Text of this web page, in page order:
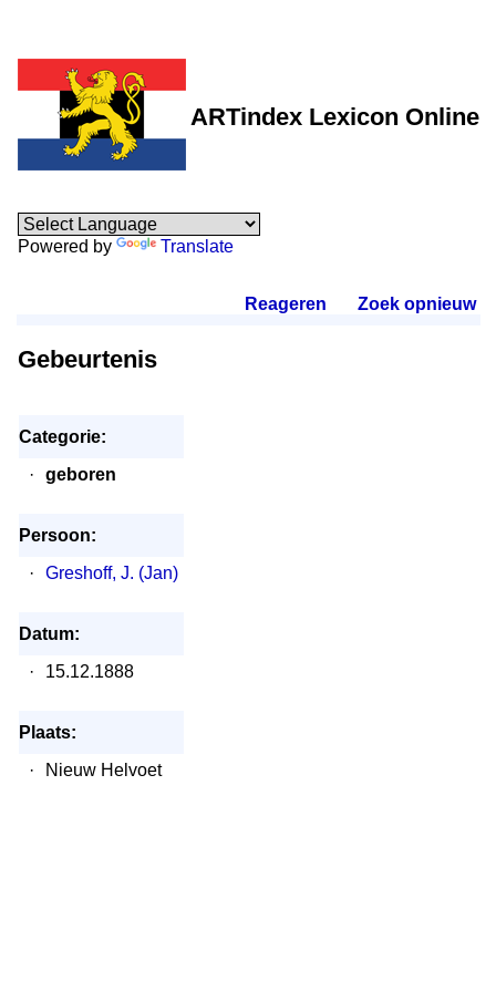
ARTindex Lexicon Online
Powered by Translate
Reageren Zoek opnieuw.
Gebeurtenis
Categorie:
·
geboren
Persoon:
·
Greshoff, J. (Jan)
Datum:
·
15.12.1888
Plaats:
·
Nieuw Helvoet